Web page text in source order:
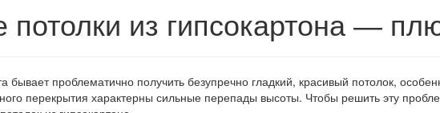
потолки из гипсокартона —
проблематично получить безупречно гладкий, красивый потолок,
перекрытия характерны сильные перепады высоты. Чтобы решить эту